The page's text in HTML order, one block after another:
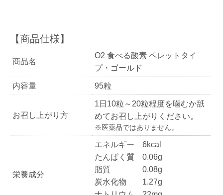
商品名
O2 食べる酸素 ペレットタイ
プ・ゴールド
内容量 95粒
お召し上がり方
1日10粒～20粒程度を噛むか舐
めてお召し上がりください。
※医薬品ではありません。
栄養成分
エネルギー 6kcal
たんぱく質 0.06g
脂質 0.08g
炭水化物 1.27g